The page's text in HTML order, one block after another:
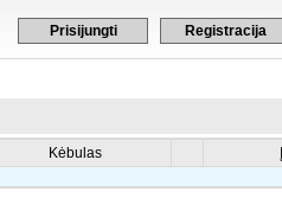
Prisijungti Registracija
Kėbulas